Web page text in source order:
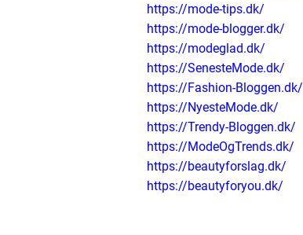
https://mode-tips.dk/
https://mode-blogger.dk/
https://modeglad.dk/
https://SenesteMode.dk/
https://Fashion-Bloggen.dk/
https://NyesteMode.dk/
https://Trendy-Bloggen.dk/
https://ModeOgTrends.dk/
https://beautyforslag.dk/
https://beautyforyou.dk/